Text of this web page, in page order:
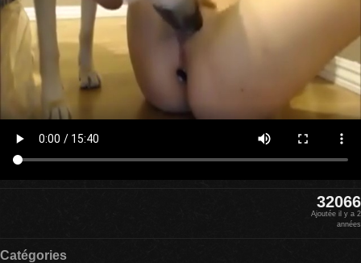
32066
Ajoutée il y a 2
années
Catégories